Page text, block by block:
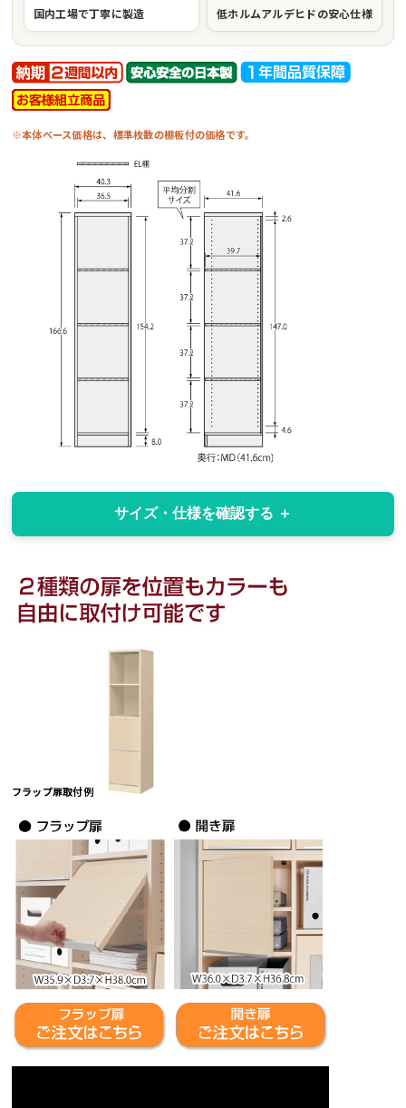
国内工場で丁寧に製造 低ホルムアルデヒドの安心仕様
※本体ベース価格は、標準枚数の棚板付の価格です。
サイズ・仕様を確認する
フラップ扉取付例